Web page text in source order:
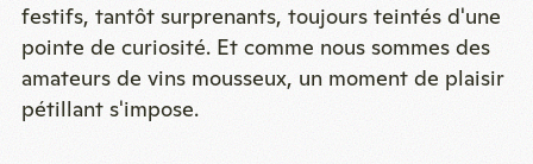
festifs, tantôt surprenants, toujours teintés d'une
pointe de curiosité. Et comme nous sommes des
amateurs de vins mousseux, un moment de plaisir
pétillant s'impose.